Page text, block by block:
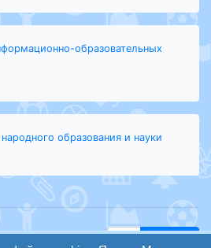
образовательных
образования и науки
Найти